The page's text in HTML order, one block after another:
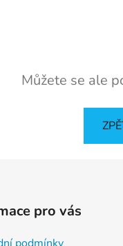
Můžete se ale
pro vás